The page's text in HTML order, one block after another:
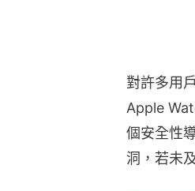
對許多用
Apple
個安全性
洞，若未